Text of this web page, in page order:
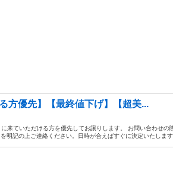
方優先】【最終値下げ】【超美...
ていただける方を優先してお譲りします。 お問い合わせの
明記の上ご連絡ください。日時が合えばすぐに決定いたします